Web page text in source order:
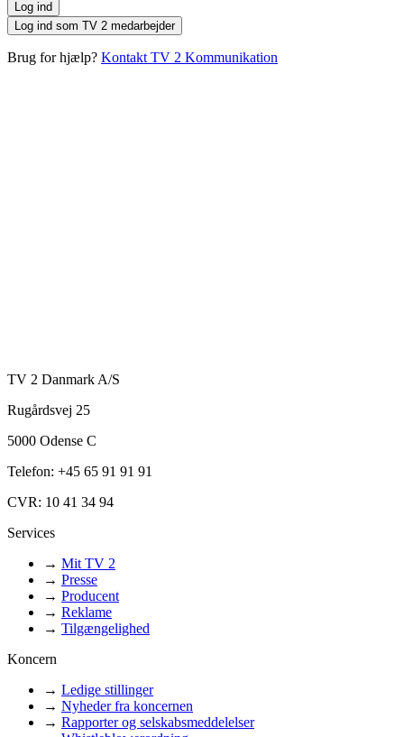
Log ind
Log ind som TV 2 medarbejder
Brug for hjælp? Kontakt TV 2 Kommunikation
TV 2 Danmark A/S
Rugårdsvej 25
5000 Odense C
Telefon: +45 65 91 91 91
CVR: 10 41 34 94
Services
→ Mit TV 2
→ Presse
→ Producent
→ Reklame
→ Tilgængelighed
Koncern
→ Ledige stillinger
→ Nyheder fra koncernen
→ Rapporter og selskabsmeddelelser